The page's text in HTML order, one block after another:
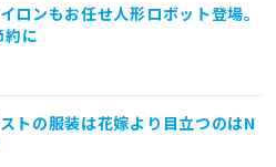
ロンもお任せ人形ロボット登場。
に
トの服装は花嫁より目立つのはN